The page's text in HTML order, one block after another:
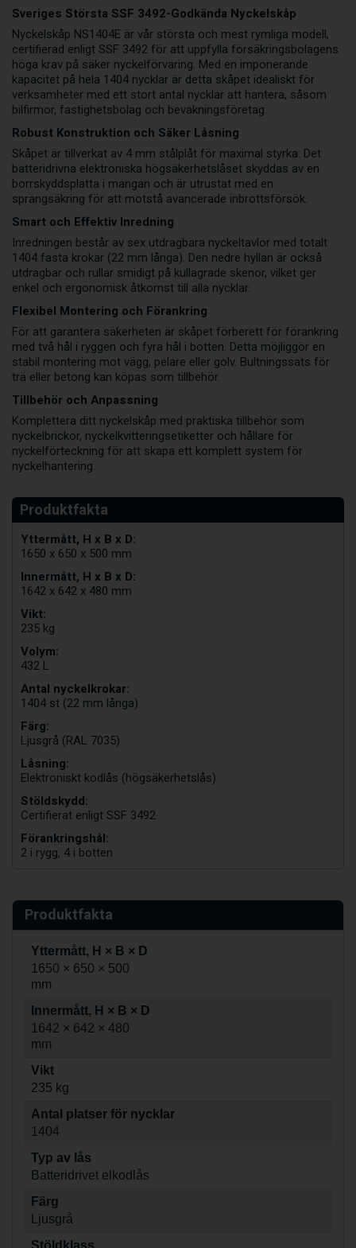
Sveriges Största SSF 3492-Godkända Nyckelskåp
Nyckelskåp NS1404E är vår största och mest rymliga modell,
certifierad enligt SSF 3492 för att uppfylla försäkringsbolagens
höga krav på säker nyckelförvaring. Med en imponerande
kapacitet på hela 1404 nycklar är detta skåpet idealiskt för
verksamheter med ett stort antal nycklar att hantera, såsom
bilfirmor, fastighetsbolag och bevakningsföretag.
Robust Konstruktion och Säker Låsning
Skåpet är tillverkat av 4 mm stålplåt för maximal styrka. Det
batteridrivna elektroniska högsäkerhetslåset skyddas av en
borrskyddsplatta i mangan och är utrustat med en
sprängsäkring för att motstå avancerade inbrottsförsök.
Smart och Effektiv Inredning
Inredningen består av sex utdragbara nyckeltavlor med totalt
1404 fasta krokar (22 mm långa). Den nedre hyllan är också
utdragbar och rullar smidigt på kullagrade skenor, vilket ger
enkel och ergonomisk åtkomst till alla nycklar.
Flexibel Montering och Förankring
För att garantera säkerheten är skåpet förberett för förankring
med två hål i ryggen och fyra hål i botten. Detta möjliggör en
stabil montering mot vägg, pelare eller golv. Bultningssats för
trä eller betong kan köpas som tillbehör.
Tillbehör och Anpassning
Komplettera ditt nyckelskåp med praktiska tillbehör som
nyckelbrickor, nyckelkvitteringsetiketter och hållare för
nyckelförteckning för att skapa ett komplett system för
nyckelhantering.
Yttermått, H x B x D:
1650 x 650 x 500 mm
Innermått, H x B x D:
1642 x 642 x 480 mm
Vikt:
235 kg
Volym:
432 L
Antal nyckelkrokar:
1404 st (22 mm långa)
Färg:
Ljusgrå (RAL 7035)
Låsning:
Elektroniskt kodlås (högsäkerhetslås)
Stöldskydd:
Certifierat enligt SSF 3492
Förankringshål:
2 i rygg, 4 i botten
Produktfakta
Yttermått, H × B × D
1650 × 650 × 500
mm
Innermått, H × B × D
1642 × 642 × 480
mm
Vikt
235 kg
Antal platser för nycklar
1404
Typ av lås
Batteridrivet elkodlås
Färg
Ljusgrå
Stöldklass